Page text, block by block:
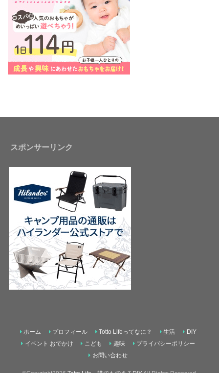
スポンサーリンク
ホーム プロフィール Totto Lifeってなに？ 生活
DIY
イベント おでかけ
こども 趣味
プライバシーポリシー
お問い合わせ